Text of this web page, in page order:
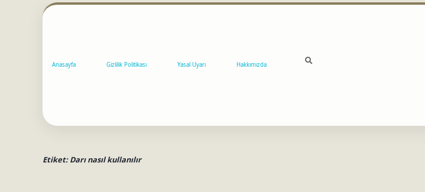
Anasayfa Gizlilik Politikası Yasal Uyarı Hakkımızda
Etiket:Darı nasıl kullanılır